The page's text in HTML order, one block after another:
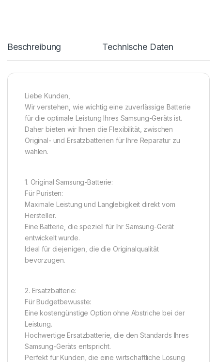
Beschreibung Technische Daten
Liebe Kunden,
Wir verstehen, wie wichtig eine zuverlässige Batterie
für die optimale Leistung Ihres Samsung-Geräts ist.
Daher bieten wir Ihnen die Flexibilität, zwischen
Original- und Ersatzbatterien für Ihre Reparatur zu
wählen.
1. Original Samsung-Batterie:
Für Puristen:
Maximale Leistung und Langlebigkeit direkt vom
Hersteller.
Eine Batterie, die speziell für Ihr Samsung-Gerät
entwickelt wurde.
Ideal für diejenigen, die die Originalqualität
bevorzugen.
2. Ersatzbatterie:
Für Budgetbewusste:
Eine kostengünstige Option ohne Abstriche bei der
Leistung.
Hochwertige Ersatzbatterie, die den Standards Ihres
Samsung-Geräts entspricht.
Perfekt für Kunden, die eine wirtschaftliche Lösung